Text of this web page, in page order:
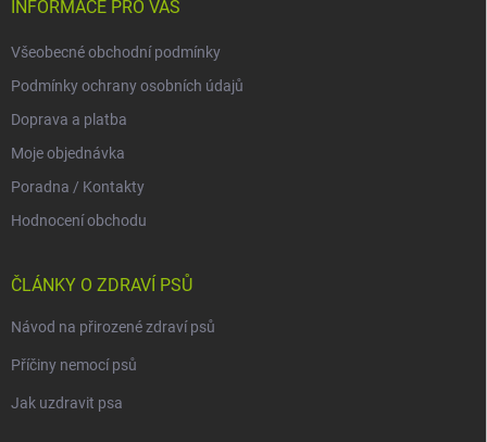
INFORMACE PRO VÁS
Všeobecné obchodní podmínky
Podmínky ochrany osobních údajů
Doprava a platba
Moje objednávka
Poradna / Kontakty
Hodnocení obchodu
ČLÁNKY O ZDRAVÍ PSŮ
Návod na přirozené zdraví psů
Příčiny nemocí psů
Jak uzdravit psa